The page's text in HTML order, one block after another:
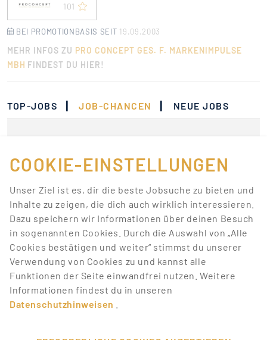
101
BEI PROMOTIONBASIS SEIT 19.09.2003
MEHR INFOS ZU PRO CONCEPT GES. F. MARKENIMPULSE
MBH FINDEST DU HIER!
TOP-JOBS | JOB-CHANCEN | NEUE JOBS
Jobs, die deinen
Suchkriterien
entsprechen.
Lass dich über neue Job-Chancen zu deiner Suche
mit Job-Alerts automatisch informieren!
JOB-ALERT ERSTELLEN
COOKIE-EINSTELLUNGEN
Unser Ziel ist es, dir die beste Jobsuche zu bieten und
Inhalte zu zeigen, die dich auch wirklich interessieren.
Dazu speichern wir Informationen über deinen Besuch
in sogenannten Cookies. Durch die Auswahl von „Alle
Cookies bestätigen und weiter“ stimmst du unserer
Verwendung von Cookies zu und kannst alle
Funktionen der Seite einwandfrei nutzen. Weitere
Informationen findest du in unseren
Datenschutzhinweisen